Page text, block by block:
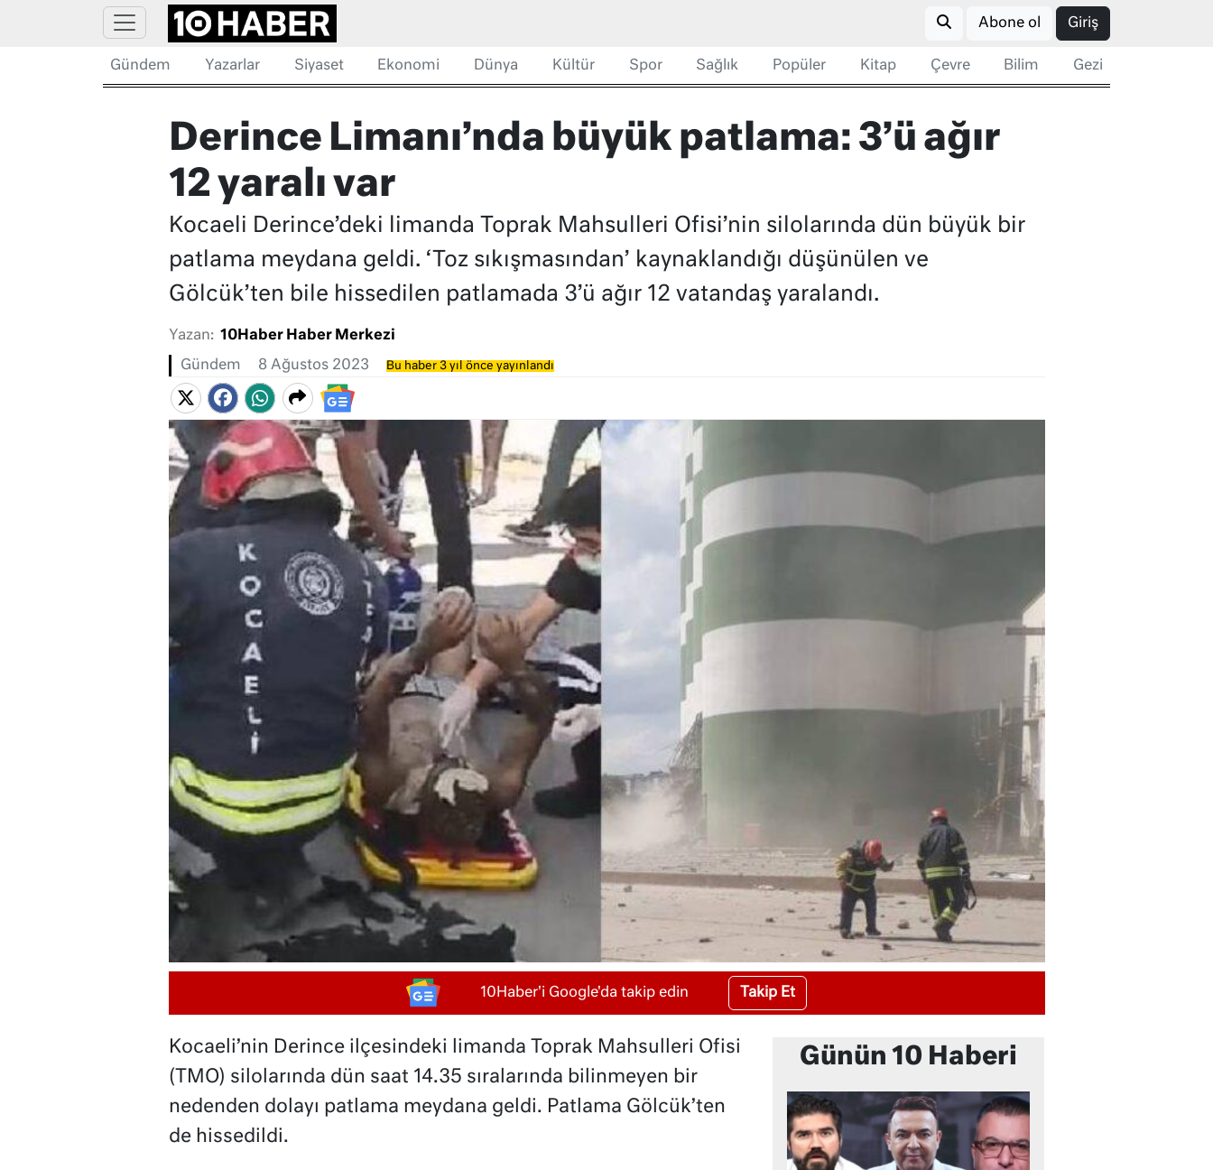
Abone ol Giriş
Gündem Yazarlar Siyaset Ekonomi Dünya Kültür Spor Sağlık Popüler Kitap Çevre Bilim Gezi
Derince Limanı’nda büyük patlama: 3’ü ağır
12 yaralı var
Kocaeli Derince’deki limanda Toprak Mahsulleri Ofisi’nin silolarında dün büyük bir
patlama meydana geldi. ‘Toz sıkışmasından’ kaynaklandığı düşünülen ve
Gölcük’ten bile hissedilen patlamada 3’ü ağır 12 vatandaş yaralandı.
Yazan: 10Haber Haber Merkezi
Gündem 8 Ağustos 2023 Bu haber 3 yıl önce yayınlandı
10Haber'i Google'da takip edin Takip Et
Kocaeli’nin Derince ilçesindeki limanda Toprak Mahsulleri Ofisi
(TMO) silolarında dün saat 14.35 sıralarında bilinmeyen bir
nedenden dolayı patlama meydana geldi. Patlama Gölcük’ten
de hissedildi.
Günün 10 Haberi